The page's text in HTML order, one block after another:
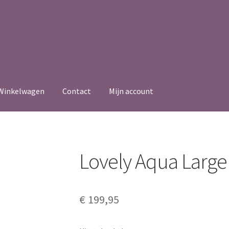
Contact Mijn account
Lovely Aqua Large
€ 199,95